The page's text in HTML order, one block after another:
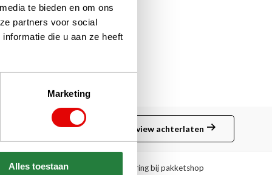
te bieden en om ons
partners voor social
die u aan ze heeft
Marketing
Alles toestaan
Review achterlaten
Afhalen of aflevering bij pakketshop